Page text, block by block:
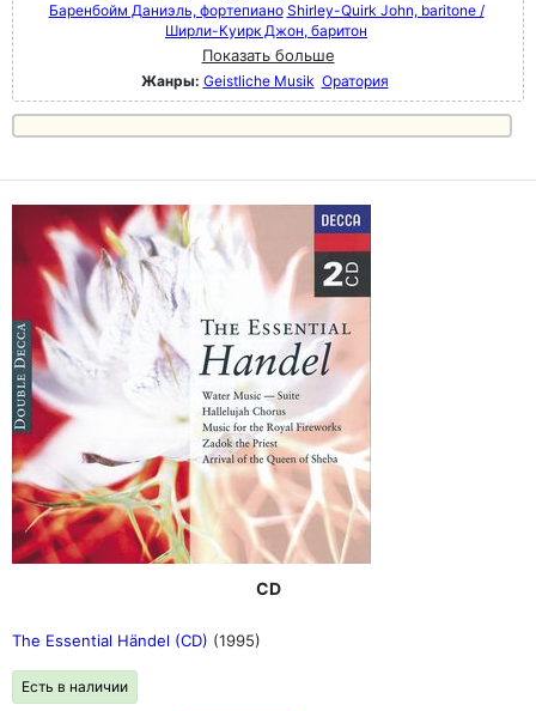
Баренбойм Даниэль, фортепиано Shirley-Quirk John, baritone /
Ширли-Куирк Джон, баритон
Показать больше
Жанры: Geistliche Musik Оратория
CD
The Essential Händel (CD) (1995)
Есть в наличии